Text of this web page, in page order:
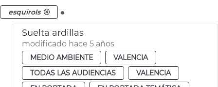
esquirols .
Suelta ardillas
modificado hace 5 años
MEDIO AMBIENTE
VALENCIA
TODAS LAS AUDIENCIAS
VALENCIA